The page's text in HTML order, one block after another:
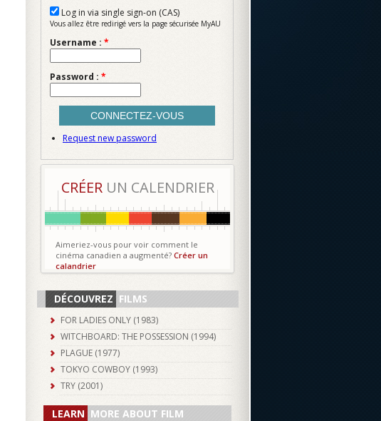
Log in via single sign-on (CAS)
Vous allez être redirigé vers la page sécurisée MyAU
Username : *
Password : *
Request new password
CRÉERUN CALENDRIER
Aimeriez-vous pour voir comment le
cinéma canadien a augmenté? Créer un
calandrier
DÉCOUVREZ FILMS
FOR LADIES ONLY (1983)
WITCHBOARD: THE POSSESSION (1994)
PLAGUE (1977)
TOKYO COWBOY (1993)
TRY (2001)
LEARN MORE ABOUT FILM